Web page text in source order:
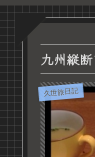
九州縦
久世旅日記